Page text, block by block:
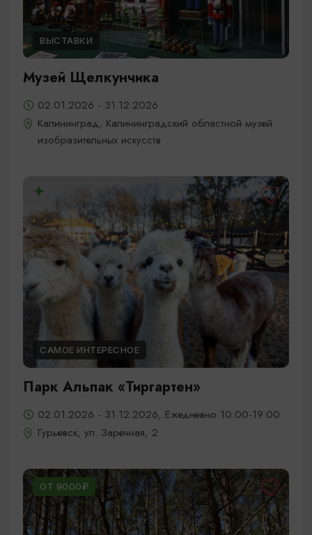
ВЫСТАВКИ
Музей Щелкунчика
02.01.2026 - 31.12.2026
Калининград, Калининградский областной музей
изобразительных искусств
САМОЕ ИНТЕРЕСНОЕ
Парк Альпак «Тиргартен»
02.01.2026 - 31.12.2026, Ежедневно 10:00-19:00
Гурьевск, ул. Заречная, 2
ОТ 9000₽